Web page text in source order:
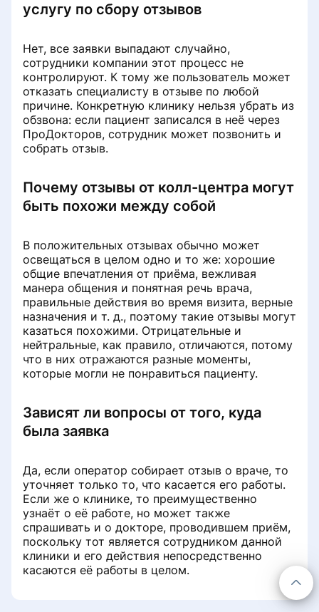
услугу по сбору отзывов
Нет, все заявки выпадают случайно,
сотрудники компании этот процесс не
контролируют. К тому же пользователь может
отказать специалисту в отзыве по любой
причине. Конкретную клинику нельзя убрать из
обзвона: если пациент записался в неё через
ПроДокторов, сотрудник может позвонить и
собрать отзыв.
Почему отзывы от колл-центра могут
быть похожи между собой
В положительных отзывах обычно может
освещаться в целом одно и то же: хорошие
общие впечатления от приёма, вежливая
манера общения и понятная речь врача,
правильные действия во время визита, верные
назначения и т. д., поэтому такие отзывы могут
казаться похожими. Отрицательные и
нейтральные, как правило, отличаются, потому
что в них отражаются разные моменты,
которые могли не понравиться пациенту.
Зависят ли вопросы от того, куда
была заявка
Да, если оператор собирает отзыв о враче, то
уточняет только то, что касается его работы.
Если же о клинике, то преимущественно
узнаёт о её работе, но может также
спрашивать и о докторе, проводившем приём,
поскольку тот является сотрудником данной
клиники и его действия непосредственно
касаются её работы в целом.